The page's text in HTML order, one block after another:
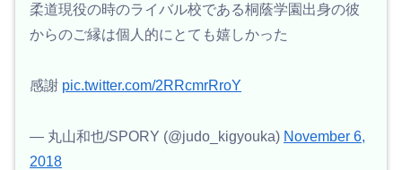
柔道現役の時のライバル校である桐蔭学園出身の彼
からのご縁は個人的にとても嬉しかった
感謝 pic.twitter.com/2RRcmrRroY
— 丸山和也/SPORY (@judo_kigyouka) November 6,
2018